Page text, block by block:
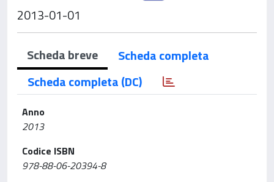
2013-01-01
Scheda breve
Scheda completa
Scheda completa (DC)
Anno
2013
Codice ISBN
978-88-06-20394-8